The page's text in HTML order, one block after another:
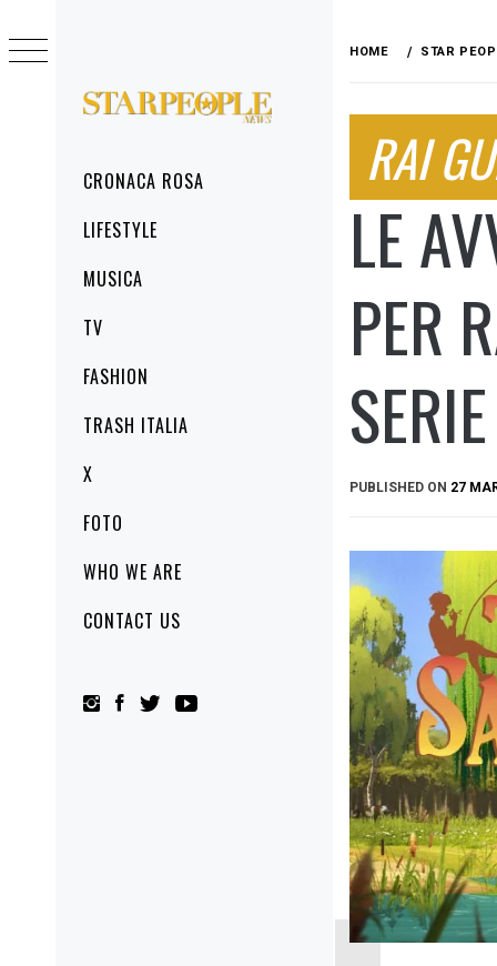
STARPEOPLENEWS
MenuCRONACA ROSA
LIFESTYLE
MUSICA
TV
FASHION
TRASH ITALIA
X
FOTO
WHO WE ARE
CONTACT US
to
content
HOME STAR
RAI
LE
PER
PUBLISHED ON 27